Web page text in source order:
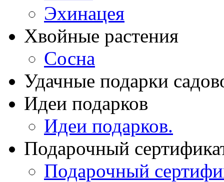
Эхинацея
Хвойные растения
Сосна
Удачные подарки
Идеи подарков
Идеи подарков.
Подарочный
Подарочный